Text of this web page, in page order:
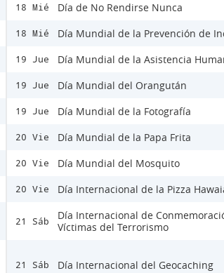
18 Mié Día de No Rendirse Nunca
18 Mié Día Mundial de la Prevención de
19 Jue Día Mundial de la Asistencia
19 Jue Día Mundial del Orangután
19 Jue Día Mundial de la Fotografía
20 Vie Día Mundial de la Papa Frita
20 Vie Día Mundial del Mosquito
20 Vie Día Internacional de la Pizza
21 Sáb
Día Internacional de
Víctimas del Terrorismo
21 Sáb Día Internacional del Geocaching